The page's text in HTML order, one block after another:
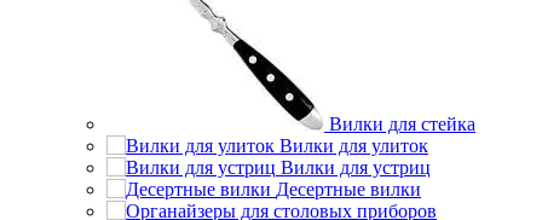
Вилки для стейка
Вилки для улиток
Вилки для устриц
Десертные вилки